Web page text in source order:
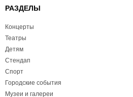
РАЗДЕЛЫ
Концерты
Театры
Детям
Стендап
Спорт
Городские события
Музеи и галереи